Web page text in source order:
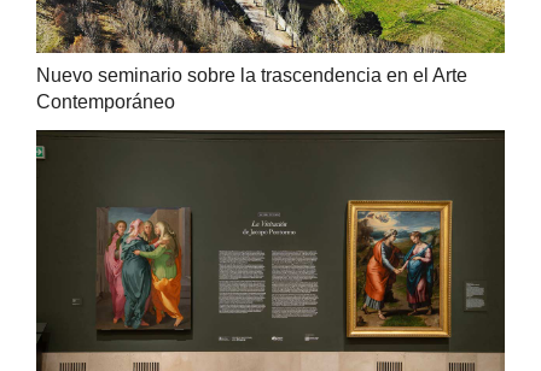
Nuevo seminario sobre la trascendencia en el Arte
Contemporáneo